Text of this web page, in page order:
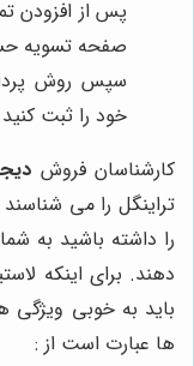
پس از افزودن
صفحه تسویه
سپس روش
خود را ثبت
کارشناسان فروش
تراینگل را می
را داشته باشید به
دهند. برای اینکه
باید به خوبی ویژگی
ها عبارت است از :